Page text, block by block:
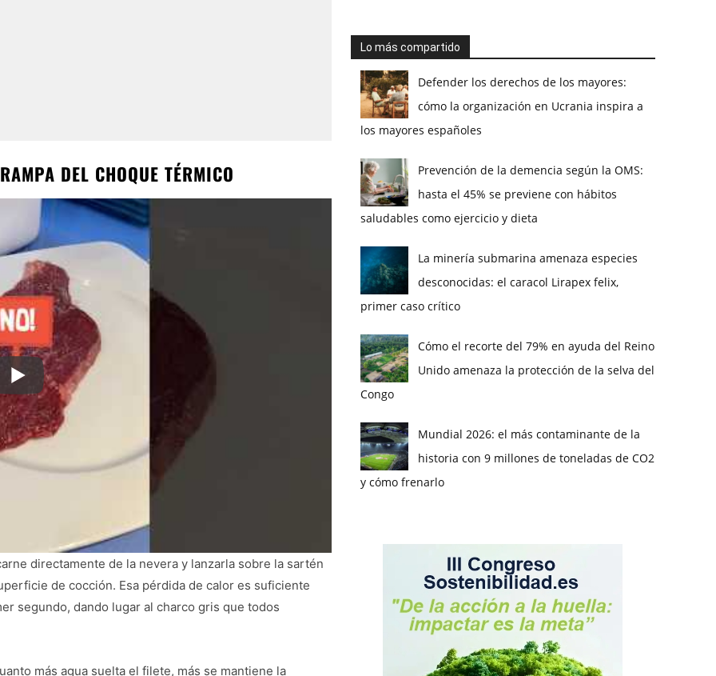
DEL CHOQUE TÉRMICO
directamente de la nevera y lanzarla sobre la sartén
de cocción. Esa pérdida de calor es suficiente
segundo, dando lugar al charco gris que todos
más agua suelta el filete, más se mantiene la
Lo más compartido
Defender los derechos de los mayores:
cómo la organización en Ucrania inspira a
los mayores españoles
Prevención de la demencia según la OMS:
hasta el 45% se previene con hábitos
saludables como ejercicio y dieta
La minería submarina amenaza especies
desconocidas: el caracol Lirapex felix,
primer caso crítico
Cómo el recorte del 79% en ayuda del Reino
Unido amenaza la protección de la selva del
Congo
Mundial 2026: el más contaminante de la
historia con 9 millones de toneladas de CO2
y cómo frenarlo